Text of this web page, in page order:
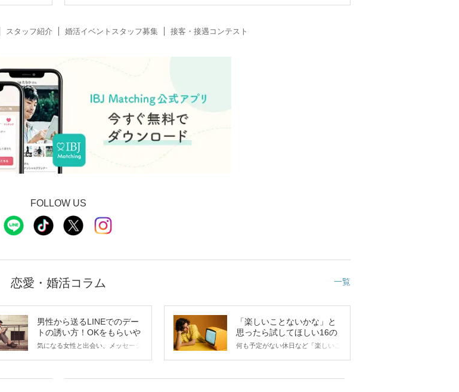
スタッフ紹介 婚活イベントスタッフ募集 接客・接遇コンテスト
FOLLOW US
恋愛・婚活コラム 一覧
男性から送るLINEでのデー
トの誘い方！OKをもらいや
すいメッセージのコツは？
気になる女性と出会い、メッセージ
「楽しいことないかな」と
思ったら試してほしい16の
こと
何も予定がない休日など「楽しいこ